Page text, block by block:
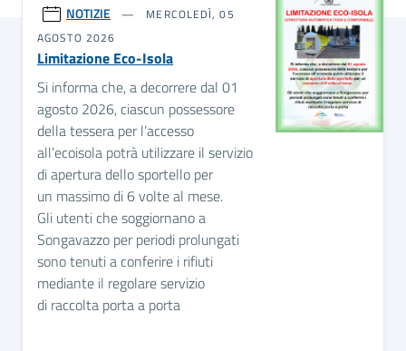
NOTIZIE
MERCOLEDÌ, 05
AGOSTO 2026
Limitazione Eco-Isola
Si informa che, a decorrere dal 01
agosto 2026, ciascun possessore
della tessera per l’accesso
all’ecoisola potrà utilizzare il servizio
di apertura dello sportello per
un massimo di 6 volte al mese.
Gli utenti che soggiornano a
Songavazzo per periodi prolungati
sono tenuti a conferire i rifiuti
mediante il regolare servizio
di raccolta porta a porta